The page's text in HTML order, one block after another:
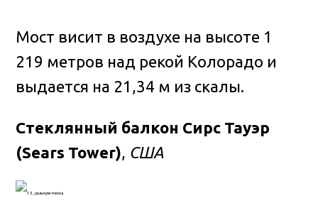
Мост висит в воздухе на высоте 1
219 метров над рекой Колорадо и
выдается на 21,34 м из скалы.
Стеклянный балкон Сирс Тауэр
(Sears Tower), США